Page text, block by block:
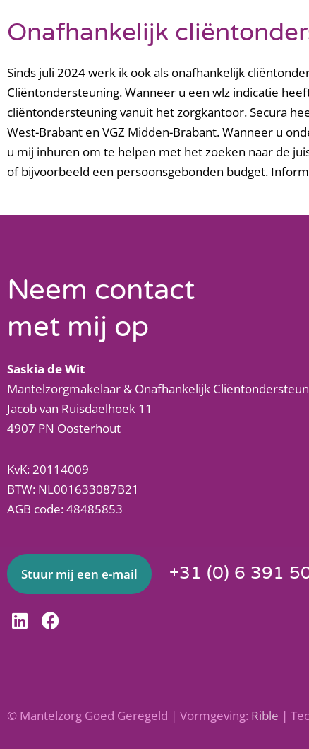
Onafhankelijk
Sinds juli 2024 werk ik ook als onafhankelijk
Cliëntondersteuning. Wanneer u een wlz indicatie
cliëntondersteuning vanuit het zorgkantoor. Secura
West-Brabant en VGZ Midden-Brabant. Wanneer u
u mij inhuren om te helpen met het zoeken naar de
of bijvoorbeeld een persoonsgebonden budget.
Neem contact
met mij op
Saskia de Wit
Mantelzorgmakelaar & Onafhankelijk
Jacob van Ruisdaelhoek 11
4907 PN Oosterhout
KvK: 20114009
BTW: NL001633087B21
AGB code: 48485853
Stuur mij een e-mail
L
i
i
F
a
o
o
+31 (0) 6 391
© Mantelzorg Goed Geregeld | Vormgeving: Rible |